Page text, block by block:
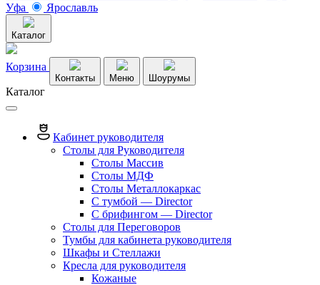
Уфа
Ярославль
Каталог
Корзина
Контакты Меню Шоурумы
Каталог
Кабинет руководителя
Столы для Руководителя
Столы Массив
Столы МДФ
Столы Металлокаркас
С тумбой — Director
C брифингом — Director
Столы для Переговоров
Тумбы для кабинета руководителя
Шкафы и Стеллажи
Кресла для руководителя
Кожаные